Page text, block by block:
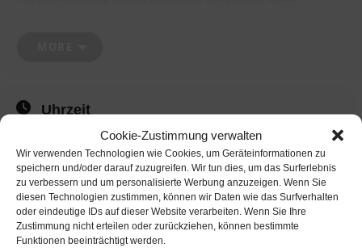
Cookie-Zustimmung verwalten
Wir verwenden Technologien wie Cookies, um Geräteinformationen zu
speichern und/oder darauf zuzugreifen. Wir tun dies, um das Surferlebnis
zu verbessern und um personalisierte Werbung anzuzeigen. Wenn Sie
diesen Technologien zustimmen, können wir Daten wie das Surfverhalten
oder eindeutige IDs auf dieser Website verarbeiten. Wenn Sie Ihre
Zustimmung nicht erteilen oder zurückziehen, können bestimmte
Funktionen beeinträchtigt werden.
Masters Women Ü40
Masters Men Ü40
Mindestteilnehmerzahl sind 3 StarterInnen pro Klasse!
Freitag:Trainings + Vorrunde Open Men und QF Masters
Samstag:Wettbewerbe aller Klassen
Der Eintritt zur ÖM ist gratis.
Uhrzeit
12. September 2025-13. September 2025(Ganztags)
(GMT+02:00)
Weitere Events
SCS Multiplex CityWave